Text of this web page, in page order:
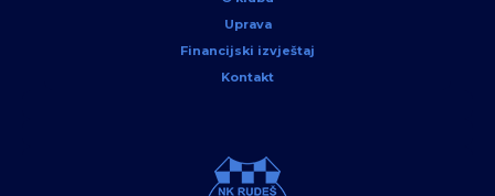
Uprava
Financijski izvještaj
Kontakt